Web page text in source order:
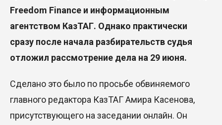
Freedom Finance и информационным
агентством КазТАГ. Однако практически
сразу после начала разбирательств судья
отложил рассмотрение дела на 29 июня.
Сделано это было по просьбе обвиняемого
главного редактора КазТАГ Амира Касенова,
присутствующего на заседании онлайн. Он